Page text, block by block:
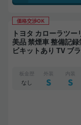
価格交渉OK
トヨタ カローラツ
美品 禁煙車 整備記
ビキットあり TV ブ
板金歴
なし
外装
S
内装
S